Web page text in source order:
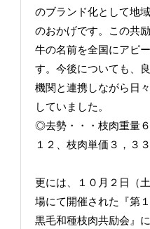
のブランド化として地
のおかげです。この共
牛の名前を全国にアピ
す。今後についても、
機関と連携しながら日
していました。
◎去勢・・・枝肉重量
１２、枝肉単価３，３
更には、１０月２日（
場にて開催された『第
黒毛和種枝肉共励会